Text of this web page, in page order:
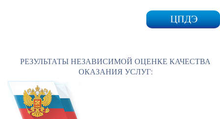
РЕЗУЛЬТАТЫ НЕЗАВИСИМОЙ ОЦЕНКЕ КАЧЕСТВА
ОКАЗАНИЯ УСЛУГ: